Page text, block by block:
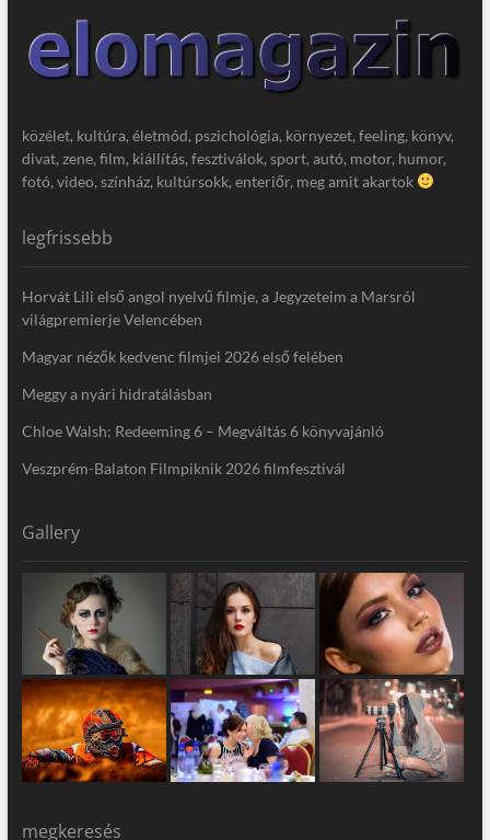
közélet, kultúra, életmód, pszichológia, környezet, feeling, könyv,
divat, zene, film, kiállítás, fesztiválok, sport, autó, motor, humor,
fotó, video, színház, kultúrsokk, enteriőr, meg amit akartok
legfrissebb
Horvát Lili első angol nyelvű filmje, a Jegyzeteim a Marsról
világpremierje Velencében
Magyar nézők kedvenc filmjei 2026 első felében
Meggy a nyári hidratálásban
Chloe Walsh: Redeeming 6 – Megváltás 6 könyvajánló
Veszprém-Balaton Filmpiknik 2026 filmfesztivál
Gallery
megkeresés